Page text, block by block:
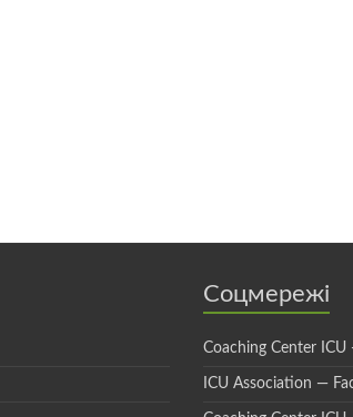
Соцмережі
Coaching Center ICU
ICU Association —